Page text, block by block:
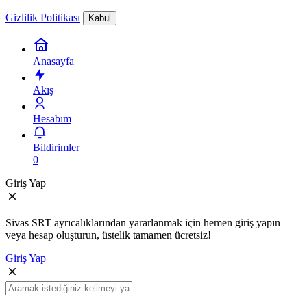
Gizlilik Politikası Kabul
Anasayfa
Akış
Hesabım
Bildirimler
0
Giriş Yap
Sivas SRT ayrıcalıklarından yararlanmak için hemen giriş yapın
veya hesap oluşturun, üstelik tamamen ücretsiz!
Giriş Yap